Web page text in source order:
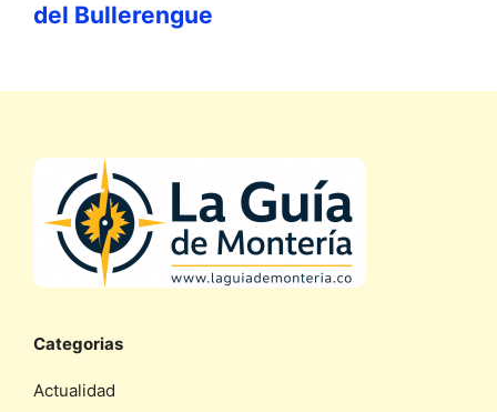
del Bullerengue
Categorias
Actualidad